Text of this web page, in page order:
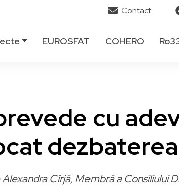
Contact
EUROSFAT COHERO
cu
dezbaterea
Alexandra Cîrjă, Membră a Consiliului